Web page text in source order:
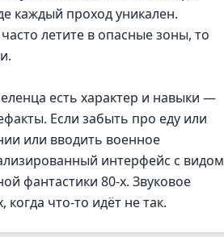
каждый проход уникален.
летите в опасные зоны, то
есть характер и навыки —
Если забыть про еду или
или вводить военное
интерфейс с видом
фантастики 80-х. Звуковое
что-то идёт не так.